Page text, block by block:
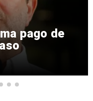
pago de